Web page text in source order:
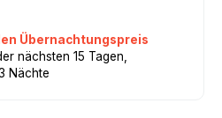
Übernachtungspreis
nächsten 15 Tagen,
Nächte